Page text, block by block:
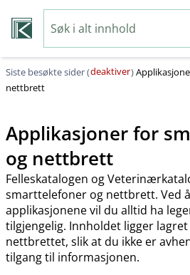
Siste besøkte sider (deaktiver)
nettbrett
Applikasjoner for
og nettbrett
Felleskatalogen og
smarttelefoner og nettbrett. Ved
applikasjonene vil du alltid ha
tilgjengelig. Innholdet ligger
nettbrettet, slik at du ikke er
tilgang til informasjonen.